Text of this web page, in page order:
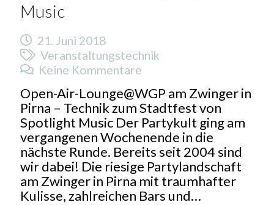
Music
21. Juni 2018
Veranstaltungstechnik
Keine Kommentare
Open-Air-Lounge@WGP am Zwinger in
Pirna – Technik zum Stadtfest von
Spotlight Music Der Partykult ging am
vergangenen Wochenende in die
nächste Runde. Bereits seit 2004 sind
wir dabei! Die riesige Partylandschaft
am Zwinger in Pirna mit traumhafter
Kulisse, zahlreichen Bars und…